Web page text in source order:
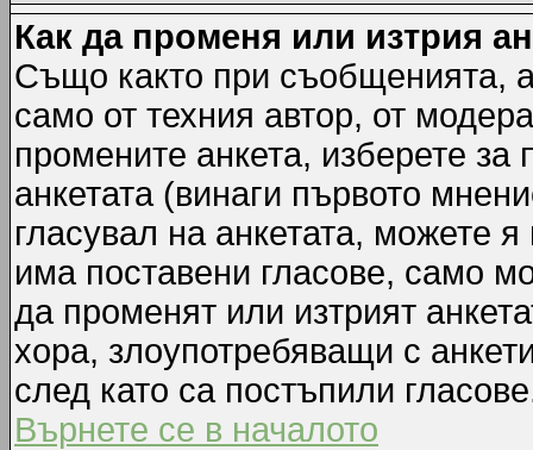
Как да променя или изтрия
Също както при съобщенията,
само от техния автор, от
промените анкета, изберете
анкетата (винаги първото
гласувал на анкетата, можете
има поставени гласове, само
да променят или изтрият
хора, злоупотребяващи с
след като са постъпили
Върнете се в началото